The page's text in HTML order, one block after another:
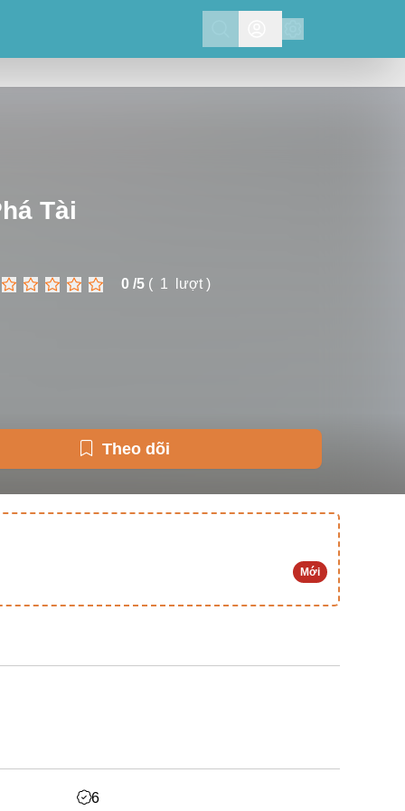
Tài
0 /5 ( 1 lượt )
Theo dõi
Mới
6